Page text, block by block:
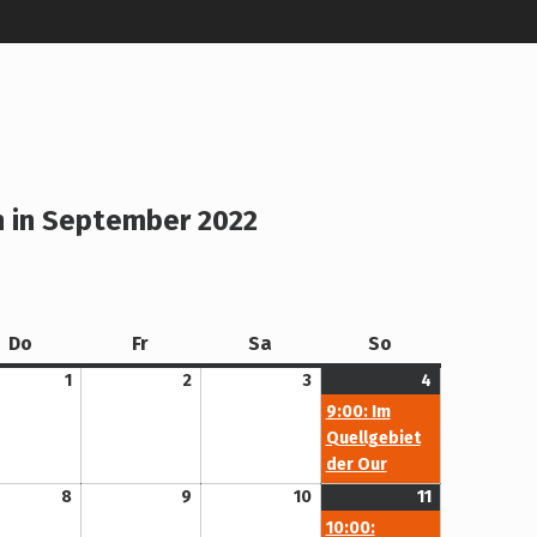
September 2022
Do Fr Sa So
1
1. September 2022
2
2. September 2022
3
3. September 2022
4
4. September 2022
(1
9:00: Im
Quellgebiet
der Our
8
8. September 2022
9
9. September 2022
10
10. September 2022
11
11. September 2022
(1
10:00: